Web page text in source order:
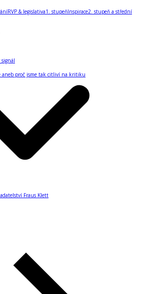
RVP & legislativa1. stupeňInspirace2. stupeň a střední
aneb proč jsme tak citliví na kritiku
Fraus Klett